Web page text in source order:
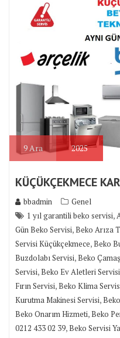
9Ara 2025
KÜÇÜKÇEKMECE
bbadmin
Genel
1 yıl garantili beko servisi,
Gün Beko Servisi,Beko Arıza
Servisi Küçükçekmece,Beko
Buzdolabı Servisi,Beko
Servisi,Beko Ev Aletleri Servisi
Fırın Servisi,Beko Klima
Kurutma Makinesi Servisi,
Beko Onarım Hizmeti,Beko
0212 433 02 39,Beko Servisi